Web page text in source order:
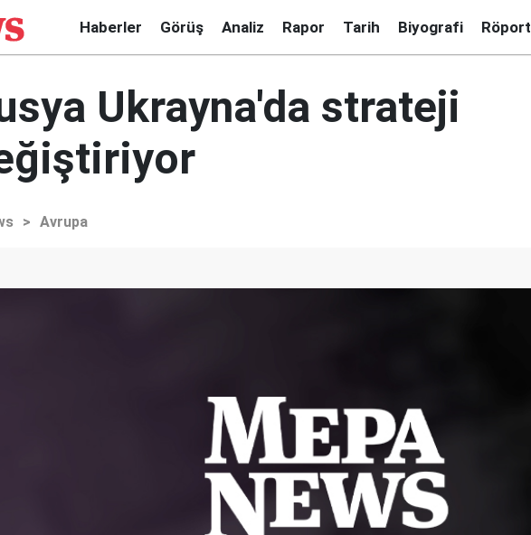
Haberler Görüş Analiz Rapor Tarih Biyografi
Ukrayna'da strateji
> Avrupa